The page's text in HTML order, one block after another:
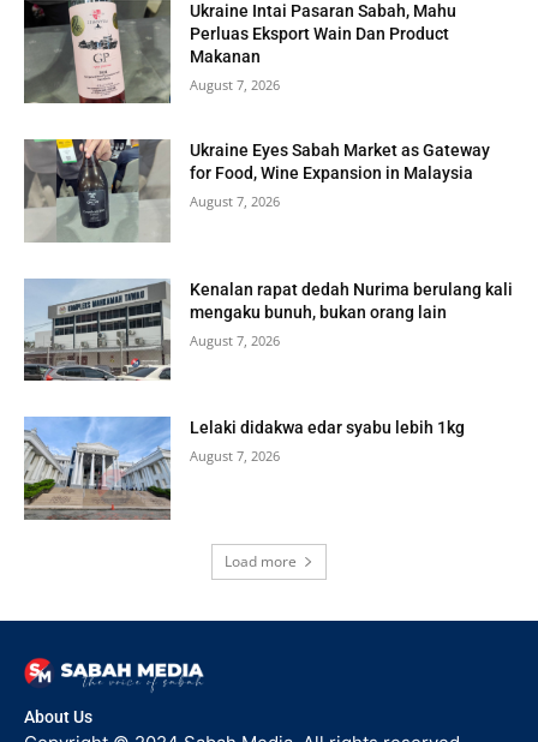
Ukraine Intai Pasaran Sabah, Mahu
Perluas Eksport Wain Dan Product
Makanan
August 7, 2026
Ukraine Eyes Sabah Market as Gateway
for Food, Wine Expansion in Malaysia
August 7, 2026
Kenalan rapat dedah Nurima berulang kali
mengaku bunuh, bukan orang lain
August 7, 2026
Lelaki didakwa edar syabu lebih 1kg
August 7, 2026
Load more
About Us